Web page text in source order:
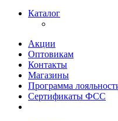
Каталог
Акции
Оптовикам
Контакты
Магазины
Программа
Сертификаты ФСС